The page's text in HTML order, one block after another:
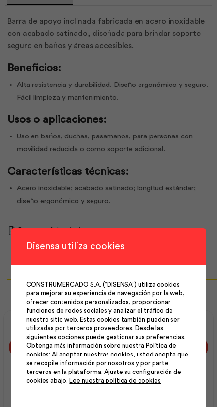
Barra de apoyo inclinada fabricada en acero inoxidable
con acabado satinado, diseńada para brindar soporte
seguro en bańos y áreas accesibles.
Beneficios:
Alta resistencia y durabilidad. Diseńo ergonómico y seguro.
Fácil limpieza y mantenimiento.
Usos o aplicaciones:
Uso en bańos, duchas, pasamanos, para personas con
movilidad reducida o como soporte adicional.
Características técnicas:
Acero inoxidable; acabado satinado; longitud estándar;
diseńo ergonómico y seguro.
Descargar ficha técnica
Productos Relacionados
Asiento Económico
Asiento Elongado
Disensa utiliza cookies
CONSTRUMERCADO S.A. (“DISENSA”) utiliza cookies
para mejorar su experiencia de navegación por la web,
ofrecer contenidos personalizados, proporcionar
funciones de redes sociales y analizar el tráfico de
nuestro sitio web. Estas cookies también pueden ser
utilizadas por terceros proveedores. Desde las
siguientes opciones puede gestionar sus preferencias.
Obtenga más información sobre nuestra Política de
cookies: Al aceptar nuestras cookies, usted acepta que
se recopile información por nosotros y por parte
terceros en la plataforma. Ajuste su configuración de
cookies abajo.
Lee nuestra política de cookies